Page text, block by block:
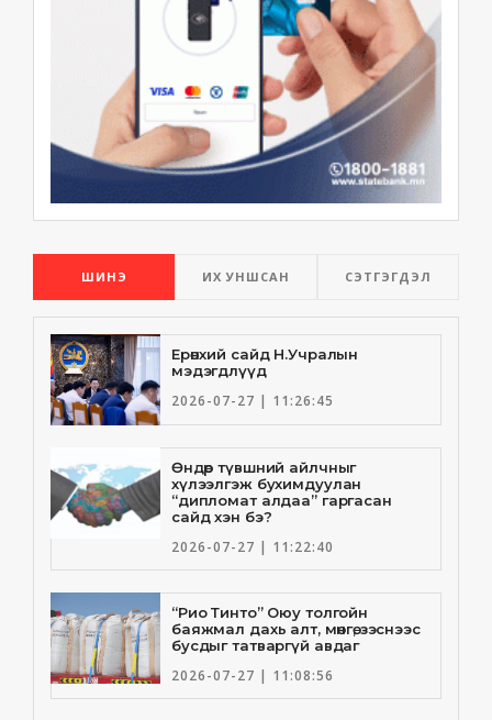
ШИНЭ ИХ УНШСАН СЭТГЭГДЭЛ
Ерөнхий сайд Н.Учралын
мэдэгдлүүд
2026-07-27 | 11:26:45
Өндөр түвшний айлчныг
хүлээлгэж бухимдуулан
“дипломат алдаа” гаргасан
сайд хэн бэ?
2026-07-27 | 11:22:40
“Рио Тинто” Оюу толгойн
баяжмал дахь алт, мөнгө, зэснээс
бусдыг татваргүй авдаг
2026-07-27 | 11:08:56